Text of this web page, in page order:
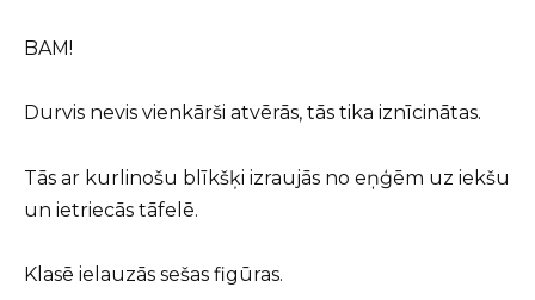
BAM!
Durvis nevis vienkārši atvērās, tās tika iznīcinātas.
Tās ar kurlinošu blīkšķi izraujās no eņģēm uz iekšu
un ietriecās tāfelē.
Klasē ielauzās sešas figūras.